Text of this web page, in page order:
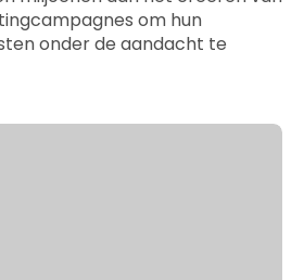
om hun
onder de aandacht te